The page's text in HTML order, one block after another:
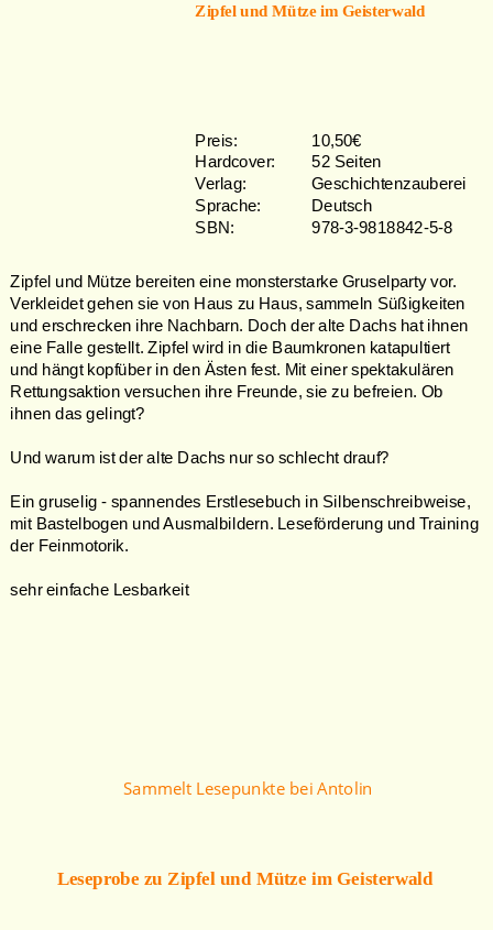
Zipfel und Mütze bereiten eine monsterstarke Gruselparty vor.
Verkleidet gehen sie von Haus zu Haus, sammeln Süßigkeiten
und erschrecken ihre Nachbarn. Doch der alte Dachs hat ihnen
eine Falle gestellt. Zipfel wird in die Baumkronen katapultiert
und hängt kopfüber in den Ästen fest. Mit einer spektakulären
Rettungsaktion versuchen ihre Freunde, sie zu befreien. Ob
ihnen das gelingt?
Und warum ist der alte Dachs nur so schlecht drauf?
Ein gruselig - spannendes Erstlesebuch in Silbenschreibweise,
mit Bastelbogen und Ausmalbildern. Leseförderung und Training
der Feinmotorik.
sehr einfache Lesbarkeit
Preis:
10,50€
Hardcover:
52 Seiten
Verlag:
Geschichtenzauberei
Sprache:
Deutsch
SBN:
978-3-9818842-5-8
Sammelt Lesepunkte bei Antolin
Zipfel und Mütze im Geisterwald
Leseprobe zu Zipfel und Mütze im Geisterwald